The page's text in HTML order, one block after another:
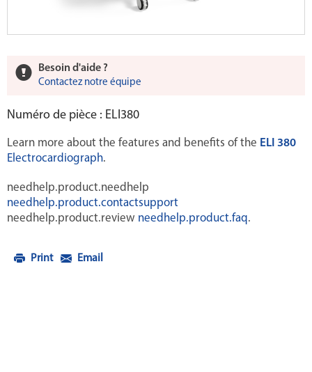
Besoin d'aide ?
Contactez notre équipe
Numéro de pièce : ELI380
Learn more about the features and benefits of the ELI 380
Electrocardiograph.
needhelp.product.needhelp
needhelp.product.contactsupport
needhelp.product.review needhelp.product.faq.
Print Email